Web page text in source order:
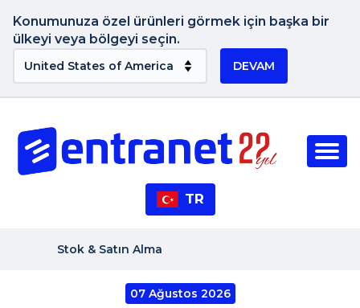
Konumunuza özel ürünleri görmek için başka bir
ülkeyi veya bölgeyi seçin.
DEVAM
TR
Stok & Satın Alma
07 Ağustos 2026